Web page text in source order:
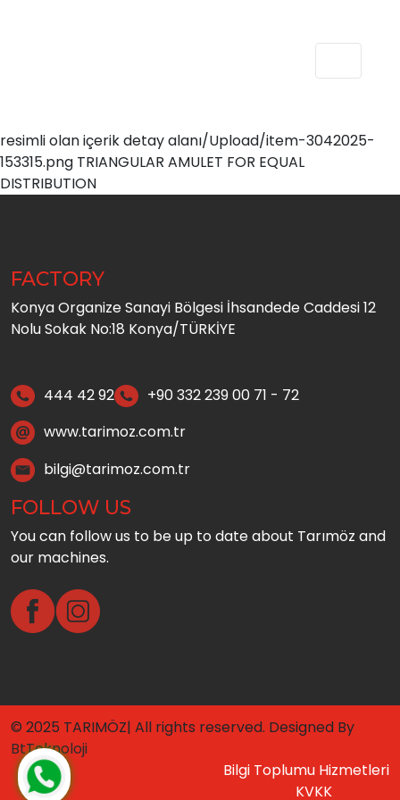
resimli olan içerik detay alanı/Upload/item-3042025-
153315.png TRIANGULAR AMULET FOR EQUAL
DISTRIBUTION
FACTORY
Konya Organize Sanayi Bölgesi İhsandede Caddesi 12
Nolu Sokak No:18 Konya/TÜRKİYE
444 42 92
+90 332 239 00 71 - 72
www.tarimoz.com.tr
bilgi@tarimoz.com.tr
FOLLOW US
You can follow us to be up to date about Tarımöz and
our machines.
© 2025 TARIMÖZ| All rights reserved. Designed By
BtTeknoloji
Bilgi Toplumu Hizmetleri
KVKK